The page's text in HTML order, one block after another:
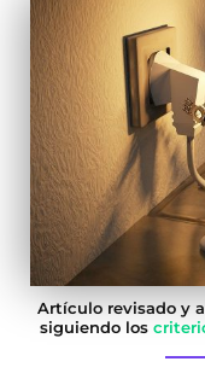
Artículo revisado y
siguiendo los